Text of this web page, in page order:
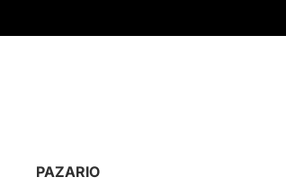
PAZARIO